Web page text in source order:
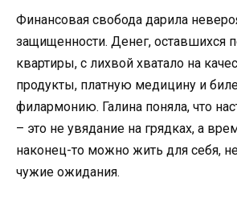
Финансовая свобода дарила
защищенности. Денег, оставшихся
квартиры, с лихвой хватало на
продукты, платную медицину и
филармонию. Галина поняла, что
– это не увядание на грядках, а
наконец-то можно жить для себя,
чужие ожидания.